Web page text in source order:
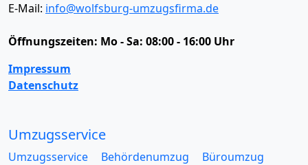
E-Mail: info@wolfsburg-umzugsfirma.de
Öffnungszeiten: Mo - Sa: 08:00 - 16:00 Uhr
Impressum
Datenschutz
Umzugsservice
Umzugsservice Behördenumzug
Büroumzug